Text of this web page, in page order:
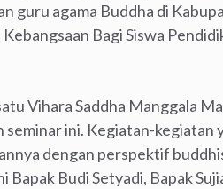
guru agama Buddha di
Bagi Siswa
Vihara Saddha Manggala
ini. Kegiatan-kegiatan
dengan perspektif
Bapak Budi Setyadi, Bapak